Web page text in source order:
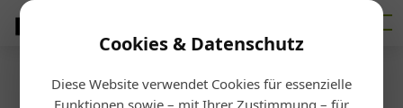
Cookies & Datenschutz
Diese Website verwendet Cookies für essenzielle
Funktionen sowie – mit Ihrer Zustimmung – für
Startseite /Design